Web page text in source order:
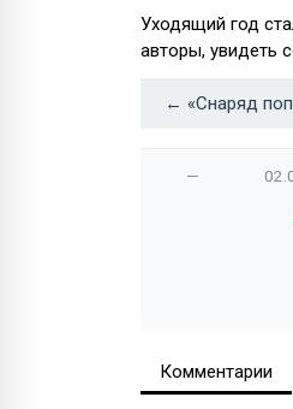
Уходящий год
авторы, увидеть
—
Комментарии